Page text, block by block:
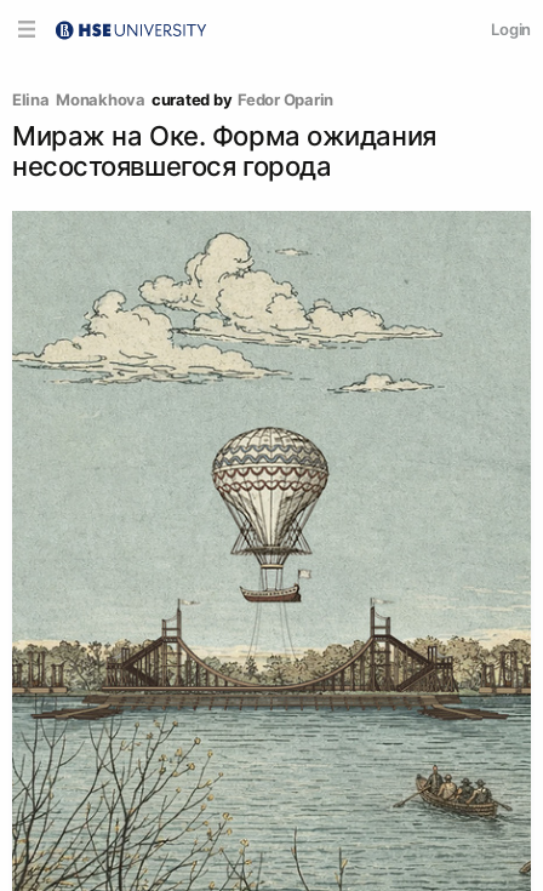
Login
Elina  Monakhova curated by Fedor Oparin
Мираж на Оке. Форма ожидания
несостоявшегося города